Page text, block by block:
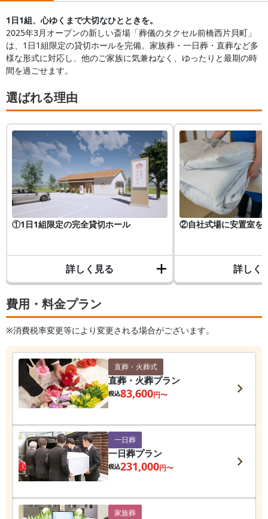
費用・料金プラン
※消費税率変更等により変更される場合がございます。
直葬・火葬式
直葬・火葬プラン
税込83,600円〜
一日葬
一日葬プラン
税込231,000円〜
家族葬
1日1組、心ゆくまで大切なひとときを。
2025年3月オープンの新しい斎場「葬儀のタクセル前橋西片貝町」
は、1日1組限定の貸切ホールを完備。家族葬・一日葬・直葬など多
様な形式に対応し、他のご家族に気兼ねなく、ゆったりと最期の時
間を過ごせます。
選ばれる理由
①1日1組限定の完全貸切ホール
詳しく見る
②自社式場に安置室を
詳しく